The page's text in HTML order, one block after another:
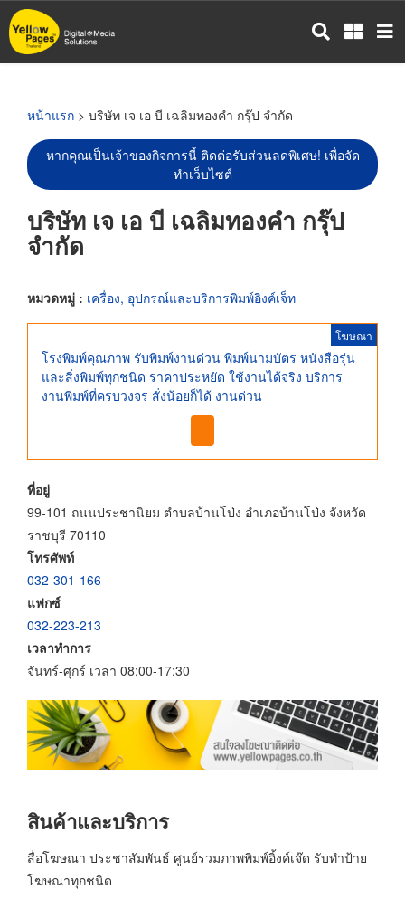
ข้าม
ไป
หน้าแรก > บริษัท เจ เอ บี เฉลิมทองคำ กรุ๊ป จำกัด
หากคุณเป็นเจ้าของกิจการนี้ ติดต่อรับส่วนลดพิเศษ! เพื่อจัด
ทำเว็บไซต์
บริษัท เจ เอ บี เฉลิมทองคำ กรุ๊ป
จำกัด
หมวดหมู่ : เครื่อง, อุปกรณ์และบริการพิมพ์อิงค์เจ็ท
โฆษณา
โรงพิมพ์คุณภาพ รับพิมพ์งานด่วน พิมพ์นามบัตร หนังสือรุ่น
และสิ่งพิมพ์ทุกชนิด ราคาประหยัด ใช้งานได้จริง บริการ
งานพิมพ์ที่ครบวงจร สั่งน้อยก็ได้ งานด่วน
ที่อยู่
99-101 ถนนประชานิยม ตำบลบ้านโป่ง อำเภอบ้านโป่ง จังหวัด
ราชบุรี 70110
โทรศัพท์
032-301-166
แฟกซ์
032-223-213
เวลาทำการ
จันทร์-ศุกร์ เวลา 08:00-17:30
สินค้าและบริการ
สื่อโฆษณา ประชาสัมพันธ์ ศูนย์รวมภาพพิมพ์อิ้งค์เจ๊ด รับทำป้าย
โฆษณาทุกชนิด